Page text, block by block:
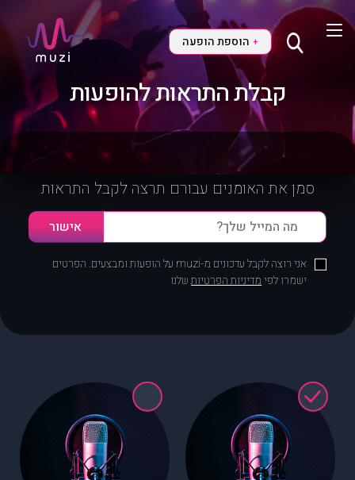
+ הוספת הופעה
קבלת התראות להופעות
סמן את האומנים עבורם תרצה לקבל התראות
אני רוצה לקבל עדכונים מ-muzi על הופעות ומבצעים. הפרטים
ישמרו לפימדיניות הפרטיותשלנו